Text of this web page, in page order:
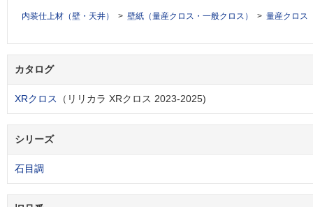
内装仕上材（壁・天井） 壁紙（量産クロス・一般クロス） 量産クロス
カタログ
XRクロス （リリカラ XRクロス 2023-2025)
シリーズ
石目調